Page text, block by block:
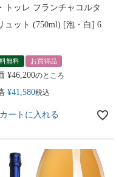
トッレ フランチャコルタ
ュット (750ml) [泡・白] 6
無料 お買得品
¥46,200のところ
¥41,580税込
カートに入れる